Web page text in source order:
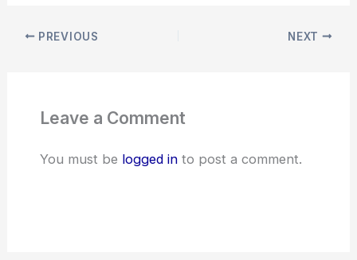
PREVIOUS NEXT
Leave a Comment
You must be logged into post a comment.